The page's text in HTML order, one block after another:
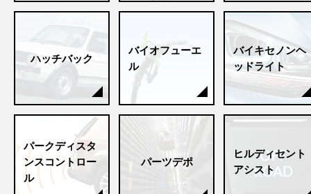
ハッチバック
バイオフューエ
ル
バイキセノンヘ
ッドライト
パークディスタ
ンスコントロー
ル
パーツデポ
ヒルディセント
アシスト